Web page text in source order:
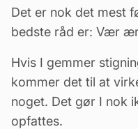
Det er nok det mest
bedste råd er: Vær
Hvis I gemmer
kommer det til at
noget. Det gør I nok
opfattes.